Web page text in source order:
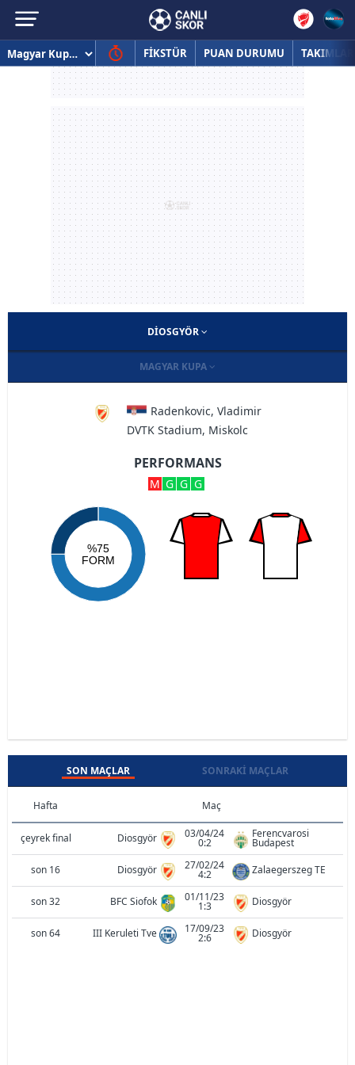
FİKSTÜR PUAN DURUMU TAKIMLAR
DIOSGYÖR
MAGYAR KUPA
Radenkovic, Vladimir
DVTK Stadium, Miskolc
PERFORMANS
M G G G
%75
FORM
SON MAÇLAR SONRAKI MAÇLAR
Hafta Maç
çeyrek final Diosgyör 03/04/24
0:2
Ferencvarosi
Budapest
son 16
Diosgyör 27/02/24
4:2 Zalaegerszeg TE
son 32 BFC Siofok 01/11/23
1:3 Diosgyör
son 64 III Keruleti Tve 17/09/23
2:6 Diosgyör